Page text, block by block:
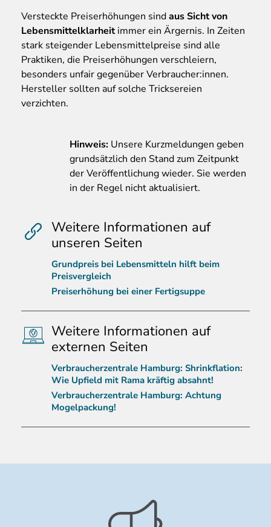
Versteckte Preiserhöhungen sindaus Sicht von
Lebensmittelklarheitimmer ein Ärgernis. In Zeiten
stark steigender Lebensmittelpreise sind alle
Praktiken, die Preiserhöhungen verschleiern,
besonders unfair gegenüber Verbraucher:innen.
Hersteller sollten auf solche Tricksereien
verzichten.
Hinweis: Unsere Kurzmeldungen geben
grundsätzlich den Stand zum Zeitpunkt
der Veröffentlichung wieder. Sie werden
in der Regel nicht aktualisiert.
Weitere Informationen auf
unseren Seiten
Grundpreis bei Lebensmitteln hilft beim
Preisvergleich
Preiserhöhung bei einer Fertigsuppe
Weitere Informationen auf
externen Seiten
Verbraucherzentrale Hamburg: Shrinkflation:
Wie Upfield mit Rama kräftig absahnt!
Verbraucherzentrale Hamburg: Achtung
Mogelpackung!